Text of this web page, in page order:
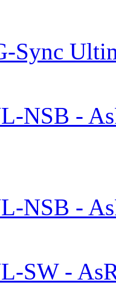
Sync
NSB -
NSB -
SW -